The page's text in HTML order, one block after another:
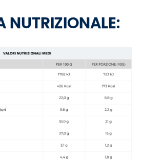
NUTRIZIONALE: